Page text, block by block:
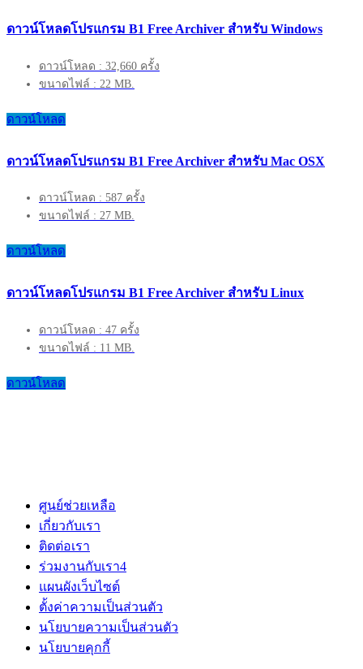
ดาวน์โหลดโปรแกรม B1 Free Archiver สำหรับ Windows
ดาวน์โหลด : 32,660 ครั้ง
ขนาดไฟล์ : 22 MB.
ดาวน์โหลด
ดาวน์โหลดโปรแกรม B1 Free Archiver สำหรับ Mac OSX
ดาวน์โหลด : 587 ครั้ง
ขนาดไฟล์ : 27 MB.
ดาวน์โหลด
ดาวน์โหลดโปรแกรม B1 Free Archiver สำหรับ Linux
ดาวน์โหลด : 47 ครั้ง
ขนาดไฟล์ : 11 MB.
ดาวน์โหลด
ศูนย์ช่วยเหลือ
เกี่ยวกับเรา
ติดต่อเรา
ร่วมงานกับเรา4
แผนผังเว็บไซต์
ตั้งค่าความเป็นส่วนตัว
นโยบายความเป็นส่วนตัว
นโยบายคุกกี้